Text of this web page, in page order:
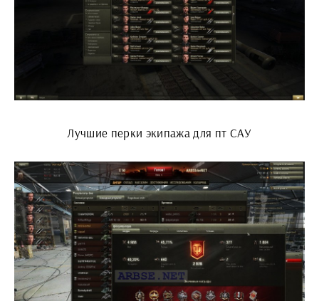
Лучшие перки экипажа для пт САУ